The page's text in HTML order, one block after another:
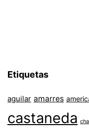
Etiquetas
aguilar amarres
castaneda